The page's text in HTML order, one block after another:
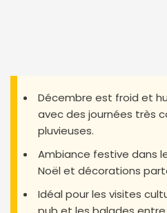
Décembre est froid et
avec des journées très
pluvieuses.
Ambiance festive dans
Noël et décorations
Idéal pour les visites